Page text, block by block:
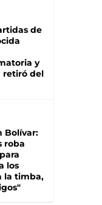
de
y
retiró del
Bolívar:
roba
los
la timba,